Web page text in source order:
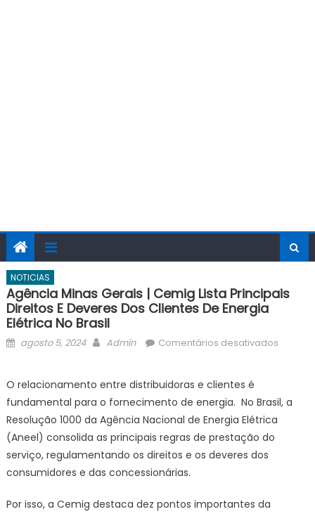
NOTICIAS
Agência Minas Gerais | Cemig Lista Principais
Direitos E Deveres Dos Clientes De Energia
Elétrica No Brasil
Posted
agosto 5, 2024 Author
Admin Comentários desativadosem
|
O relacionamento entre distribuidoras e clientes é
fundamental para o fornecimento de energia. No Brasil, a
Resolução 1000 da Agência Nacional de Energia Elétrica
(Aneel) consolida as principais regras de prestação do
serviço, regulamentando os direitos e os deveres dos
consumidores e das concessionárias.
Por isso, a Cemig destaca dez pontos importantes da